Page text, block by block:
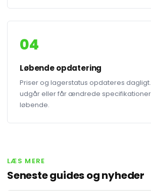
04
Løbende opdatering
Priser og lagerstatus opdateres
udgår eller får ændrede
løbende.
LÆS MERE
Seneste guides og nyheder